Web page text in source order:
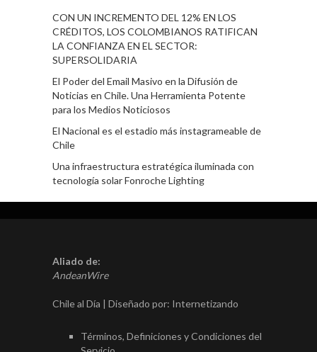
CON UN INCREMENTO DEL 12% EN LOS
CRÉDITOS, LOS COLOMBIANOS RATIFICAN
LA CONFIANZA EN EL SECTOR:
SUPERSOLIDARIA
El Poder del Email Masivo en la Difusión de
Noticias en Chile. Una Herramienta Potente
para los Medios Noticiosos
El Nacional es el estadio más instagrameable de
Chile
Una infraestructura estratégica iluminada con
tecnología solar Fonroche Lighting
Aliado de:
AndeanWire
Chile al Día | Diseñado por: Internetizando
Términos, Definiciones y Condiciones del